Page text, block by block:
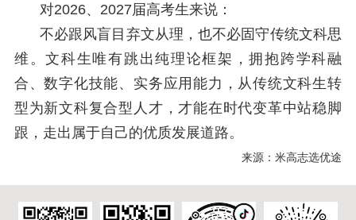
对2026、2027届高考生来说：
不必跟风盲目弃文从理，也不必固守传统文科思
维。文科生唯有跳出纯理论框架，拥抱跨学科融
合、数字化技能、实务应用能力，从传统文科生转
型为新文科复合型人才，才能在时代变革中站稳脚
跟，走出属于自己的优质发展道路。
来源：米高志选优途